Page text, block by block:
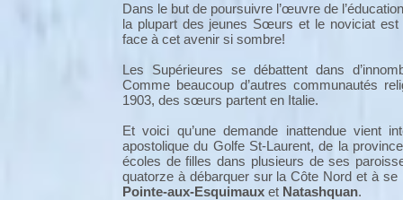
Dans le but de poursuivre l’œuvre de
la plupart des jeunes Sœurs et le noviciat
face à cet avenir si sombre!
Les Supérieures se débattent dans
Comme beaucoup d’autres communautés
1903, des sœurs partent en Italie.
Et voici qu’une demande inattendue vient
apostolique du Golfe St-Laurent, de la
écoles de filles dans plusieurs de ses
quatorze à débarquer sur la Côte Nord et à
Pointe-aux-Esquimaux et Natashquan.